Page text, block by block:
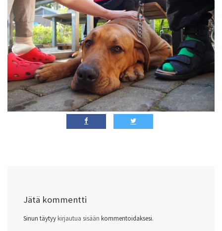
Jätä kommentti
Sinun täytyy kirjautua sisään kommentoidaksesi.